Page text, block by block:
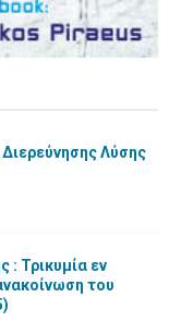
Λύσης
: Τρικυμία εν
του